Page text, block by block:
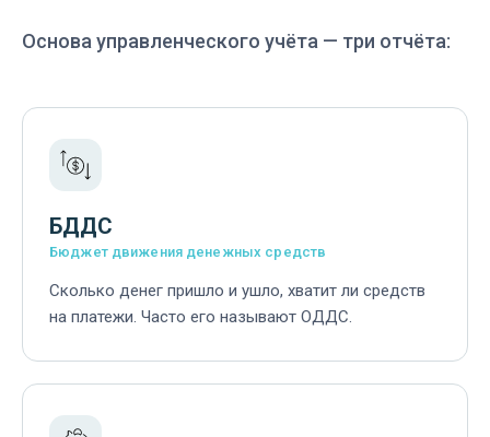
Основа управленческого учёта — три отчёта:
БДДС
Бюджет движения денежных средств
Сколько денег пришло и ушло, хватит ли средств
на платежи. Часто его называют ОДДС.